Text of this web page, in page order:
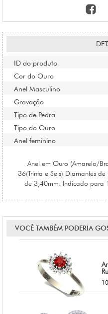
ID do produto
Cor do Ouro
Anel Masculino
Gravação
Tipo de Pedra
Tipo do Ouro
Anel feminino
Anel em Ouro (Amarelo/
36(Trinta e Seis) Diamantes
de 3,40mm. Indicado para
VOCÊ TAMBÉM PODERIA